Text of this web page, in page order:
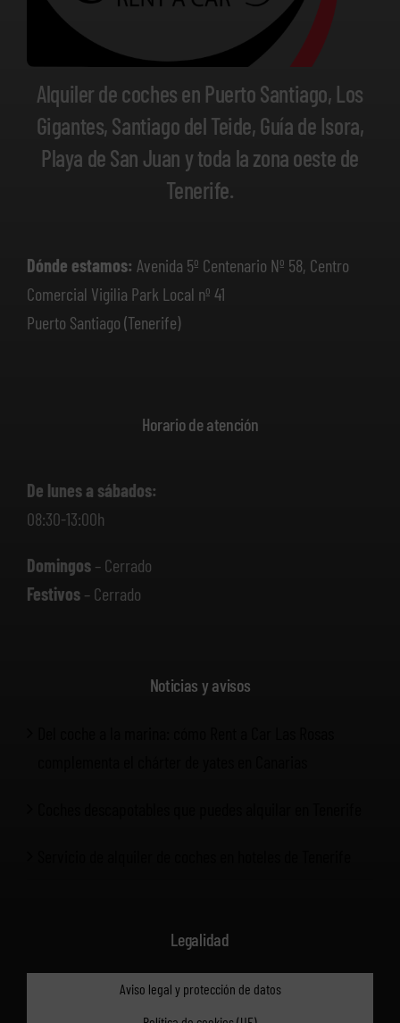
Alquiler de coches en Puerto Santiago, Los
Gigantes, Santiago del Teide, Guía de Isora,
Playa de San Juan y toda la zona oeste de
Tenerife.
Dónde estamos: Avenida 5º Centenario Nº 58, Centro
Comercial Vigilia Park Local nº 41
Puerto Santiago (Tenerife)
Horario de atención
De lunes a sábados:
08:30-13:00h
Domingos– Cerrado
Festivos– Cerrado
Noticias y avisos
Legalidad
Aviso legal y protección de datos